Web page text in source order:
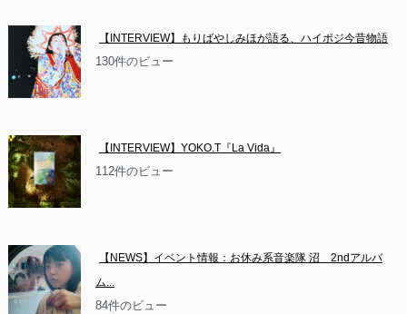
【INTERVIEW】もりばやしみほが語る、ハイポジ今昔物語
130件のビュー
【INTERVIEW】YOKO.T『La Vida』
112件のビュー
【NEWS】イベント情報：お休み系音楽隊 沼　2ndアルバ
ム...
84件のビュー